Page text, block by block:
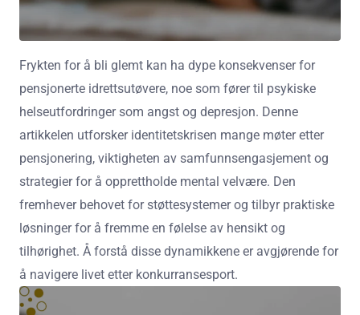
Frykten for å bli glemt kan ha dype konsekvenser for
pensjonerte idrettsutøvere, noe som fører til psykiske
helseutfordringer som angst og depresjon. Denne
artikkelen utforsker identitetskrisen mange møter etter
pensjonering, viktigheten av samfunnsengasjement og
strategier for å opprettholde mental velvære. Den
fremhever behovet for støttesystemer og tilbyr praktiske
løsninger for å fremme en følelse av hensikt og
tilhørighet. Å forstå disse dynamikkene er avgjørende for
å navigere livet etter konkurransesport.